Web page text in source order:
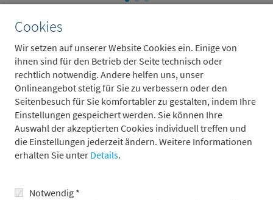
Cookies
Wir setzen auf unserer Website Cookies ein. Einige von
ihnen sind für den Betrieb der Seite technisch oder
rechtlich notwendig. Andere helfen uns, unser
Onlineangebot stetig für Sie zu verbessern oder den
Seitenbesuch für Sie komfortabler zu gestalten, indem Ihre
Einstellungen gespeichert werden. Sie können Ihre
Auswahl der akzeptierten Cookies individuell treffen und
die Einstellungen jederzeit ändern. Weitere Informationen
erhalten Sie unter Details.
Notwendig *
Studenten und Absolventen